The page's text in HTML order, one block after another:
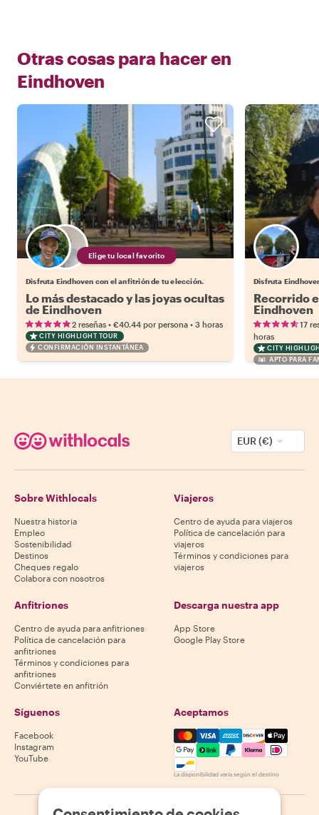
Otras cosas para hacer en
Eindhoven
Elige tu local favorito
Disfruta Eindhoven con el anfitrión de tu elección.
Lo más destacado y las joyas ocultas
de Eindhoven
2 reseñas • €40.44 por persona • 3 horas
CITY HIGHLIGHT TOUR
CONFIRMACIÓN INSTANTÁNEA
Disfruta
Recorrido
Eindhoven
17
horas
CITY
APTO PARA
EUR (€)
Sobre Withlocals
Nuestra historia
Empleo
Sostenibilidad
Destinos
Cheques regalo
Colabora con nosotros
Viajeros
Centro de ayuda para viajeros
Política de cancelación para
viajeros
Términos y condiciones para
viajeros
Anfitriones
Centro de ayuda para anfitriones
Política de cancelación para
anfitriones
Términos y condiciones para
anfitriones
Conviértete en anfitrión
Descarga nuestra app
App Store
Google Play Store
Síguenos
Facebook
Instagram
YouTube
Aceptamos
Mastercard, Visa, Amex,
La disponibilidad varía según el destino